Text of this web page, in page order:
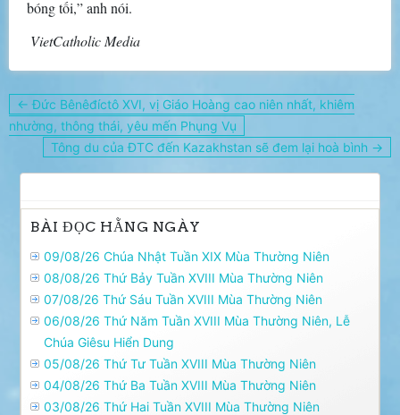
bóng tối,” anh nói.
VietCatholic Media
Điều
hướng
bài
← Đức Bênêđíctô XVI, vị Giáo Hoàng cao niên nhất, khiêm
nhường, thông thái, yêu mến Phụng Vụ
Tông du của ĐTC đến Kazakhstan sẽ đem lại hoà bình →
BÀI ĐỌC HẰNG NGÀY
09/08/26 Chúa Nhật Tuần XIX Mùa Thường Niên
08/08/26 Thứ Bảy Tuần XVIII Mùa Thường Niên
07/08/26 Thứ Sáu Tuần XVIII Mùa Thường Niên
06/08/26 Thứ Năm Tuần XVIII Mùa Thường Niên, Lễ
Chúa Giêsu Hiển Dung
05/08/26 Thứ Tư Tuần XVIII Mùa Thường Niên
04/08/26 Thứ Ba Tuần XVIII Mùa Thường Niên
03/08/26 Thứ Hai Tuần XVIII Mùa Thường Niên